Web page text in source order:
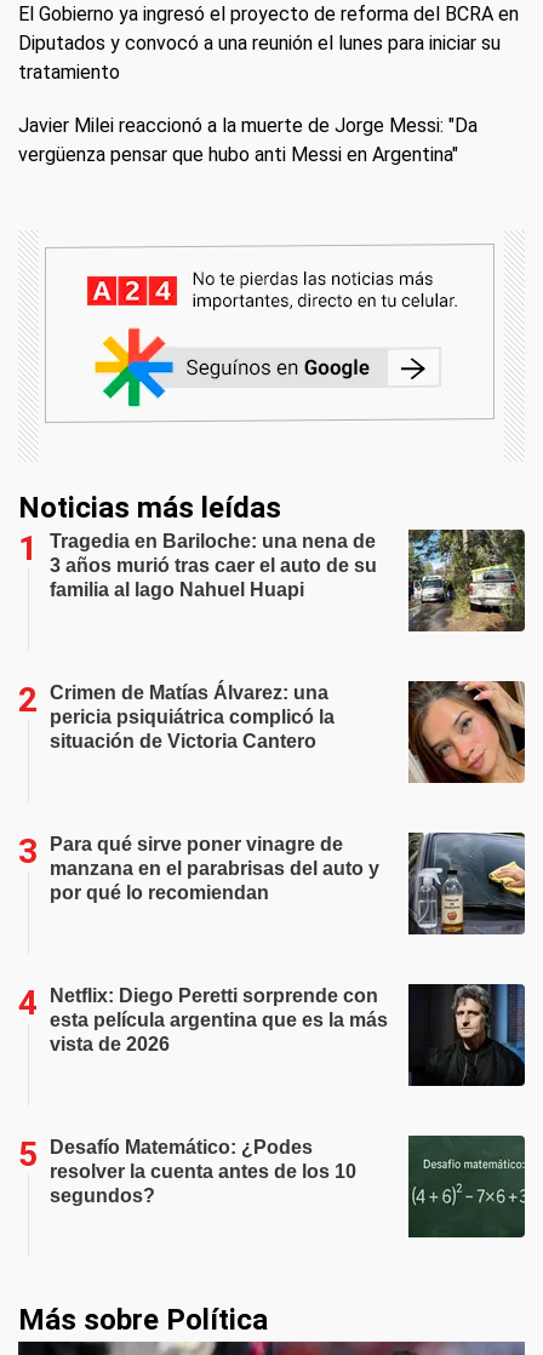
El Gobierno ya ingresó el proyecto de reforma del BCRA en
Diputados y convocó a una reunión el lunes para iniciar su
tratamiento
Javier Milei reaccionó a la muerte de Jorge Messi: "Da
vergüenza pensar que hubo anti Messi en Argentina"
Noticias más leídas
Tragedia en Bariloche: una nena de
3 años murió tras caer el auto de su
familia al lago Nahuel Huapi
Crimen de Matías Álvarez: una
pericia psiquiátrica complicó la
situación de Victoria Cantero
Para qué sirve poner vinagre de
manzana en el parabrisas del auto y
por qué lo recomiendan
Netflix: Diego Peretti sorprende con
esta película argentina que es la más
vista de 2026
Desafío Matemático: ¿Podes
resolver la cuenta antes de los 10
segundos?
Más sobre Política